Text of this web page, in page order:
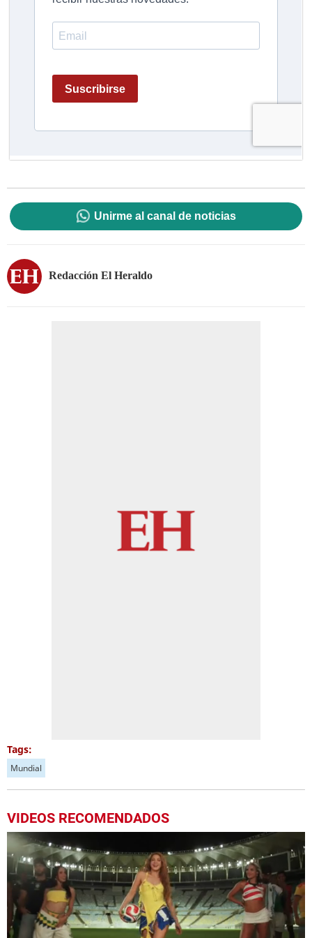
Unirme al canal de noticias
Redacción El Heraldo
Tags:
Mundial
VIDEOS RECOMENDADOS